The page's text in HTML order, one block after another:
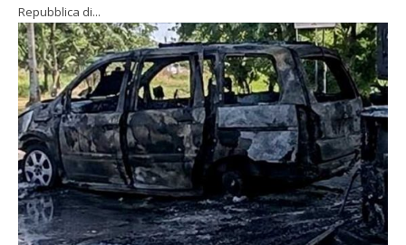
Repubblica di...